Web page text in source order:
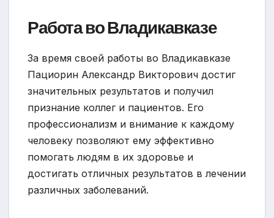
Работа во Владикавказе
За время своей работы во Владикавказе
Пациорин Александр Викторович достиг
значительных результатов и получил
признание коллег и пациентов. Его
профессионализм и внимание к каждому
человеку позволяют ему эффективно
помогать людям в их здоровье и
достигать отличных результатов в лечении
различных заболеваний.